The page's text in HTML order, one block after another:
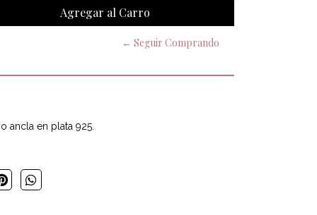
← Seguir Comprando
ancla en plata 925.